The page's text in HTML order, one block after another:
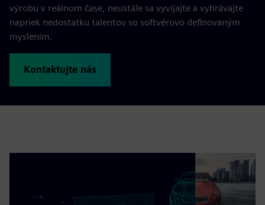
výrobu v reálnom čase, neustále sa vyvíjajte a vyhrávajte
napriek nedostatku talentov so softvérovo definovaným
myslením.
Kontaktujte nás